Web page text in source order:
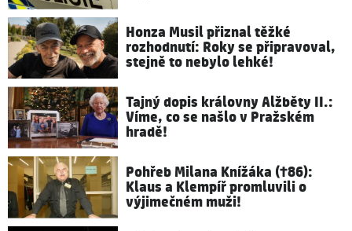
Honza Musil přiznal těžké
rozhodnutí: Roky se připravoval,
stejně to nebylo lehké!
Tajný dopis královny Alžběty II.:
Víme, co se našlo v Pražském
hradě!
Pohřeb Milana Knížáka (†86):
Klaus a Klempíř promluvili o
výjimečném muži!